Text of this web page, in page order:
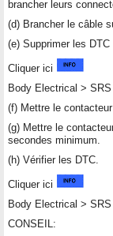
brancher leurs
(d) Brancher le câble
(e) Supprimer les
Cliquer ici
Body Electrical >
(f) Mettre le
(g) Mettre le
secondes minimum.
(h) Vérifier les DTC.
Cliquer ici
Body Electrical >
CONSEIL: